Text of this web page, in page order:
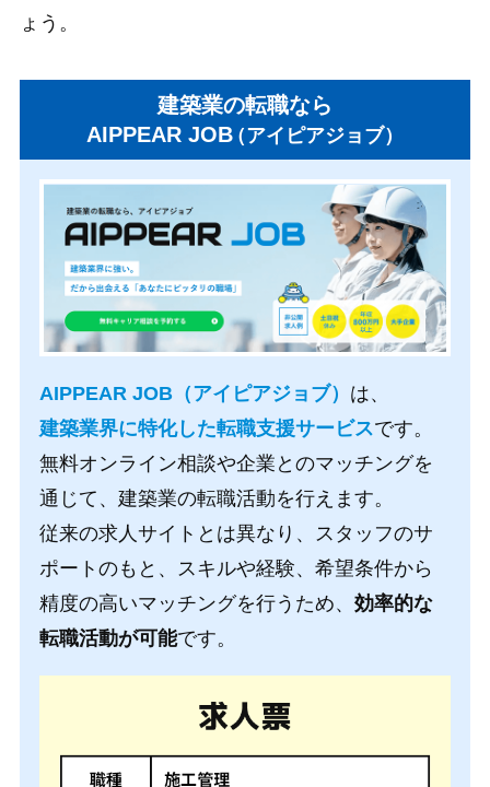
ょう。
建築業の転職なら
AIPPEAR JOB（アイピアジョブ）
AIPPEAR JOB（アイピアジョブ） は、
建築業界に特化した転職支援サービスです。
無料オンライン相談や企業とのマッチングを
通じて、建築業の転職活動を行えます。
従来の求人サイトとは異なり、スタッフのサ
ポートのもと、スキルや経験、希望条件から
精度の高いマッチングを行うため、 効率的な
転職活動が可能です。